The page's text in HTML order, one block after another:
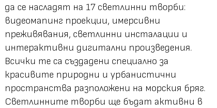
да се насладят на 17 светлинни творби:
видеомапинг проекции, имерсивни
преживявания, светлинни инсталации и
интерактивни дигитални произведения.
Всички те са създадени специално за
красивите природни и урбанистични
пространства разположени на морския бряг.
Светлинните творби ще бъдат активни в